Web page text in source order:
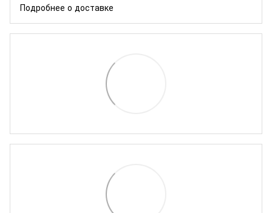
Подробнее о доставке